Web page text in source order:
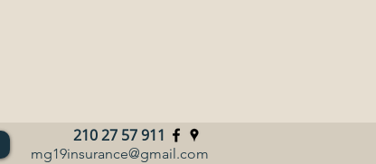
mg19insurance@gmail.com
210 27 57 911